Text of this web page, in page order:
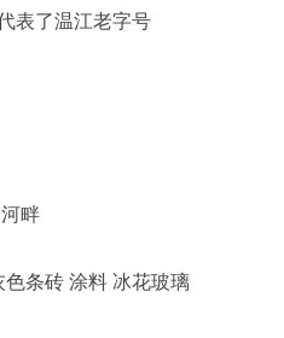
表了温江老字号
畔
条砖 涂料 冰花玻璃